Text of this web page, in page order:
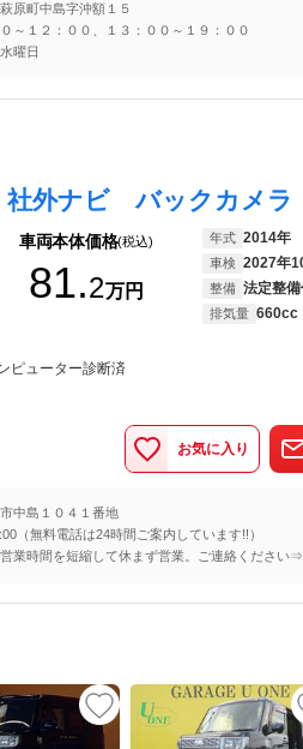
原町中島字沖額１５
～１２：００、１３：００～１９：００
水曜日
車両本体価格(税込)
81.2万円
年式 2014年
車検 2027年
整備 法定整
排気量 660cc
ピューター診断済
お気に入り
中島１０４１番地
（無料電話は24時間ご案内しています!!）
業時間を短縮して休まず営業。ご連絡ください⇒